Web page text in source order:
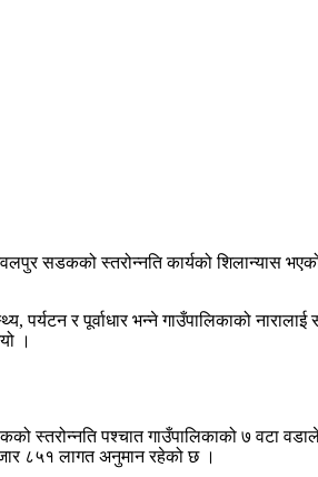
सडकको स्तरोन्नति कार्यको शिलान्यास
पर्यटन र पूर्वाधार भन्ने गाउँपालिकाको
।
स्तरोन्नति पश्चात गाउँपालिकाको ७ वटा
८५१ लागत अनुमान रहेको छ ।